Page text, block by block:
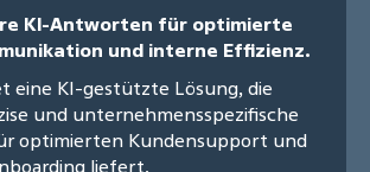
KI-Antworten für optimierte
und interne Effizienz.
eine KI-gestützte Lösung, die
und unternehmensspezifische
optimierten Kundensupport und
liefert.